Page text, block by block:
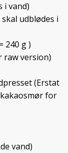
,
“Jeg
i vand)
skal udblødes i
240 g )
raw version)
(Erstat
for
vand)